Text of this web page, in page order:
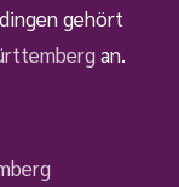
gehört
an.